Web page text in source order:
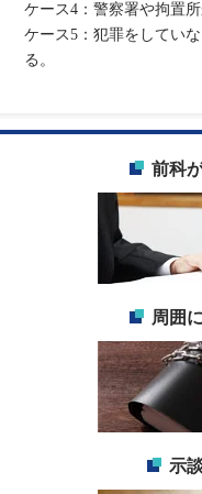
前科
周囲
示
ケース4：警察署や拘置
ケース5：犯罪をしてい
る。